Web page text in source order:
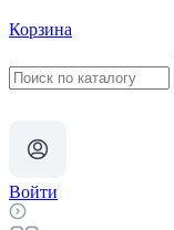
Корзина
Войти